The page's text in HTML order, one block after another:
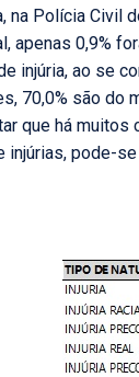
na Polícia Civil
apenas 0,9%
injúria, ao se
70,0% são
que há
injúrias, pode-